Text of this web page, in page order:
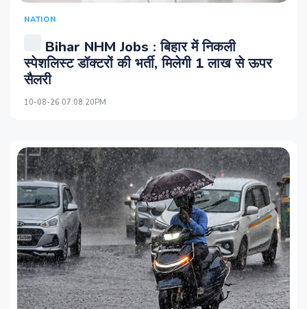
NATION
Bihar NHM Jobs : बिहार में निकली
स्पेशलिस्ट डॉक्टरों की भर्ती, मिलेगी 1 लाख से ऊपर
सैलरी
10-08-26 07:08:20PM